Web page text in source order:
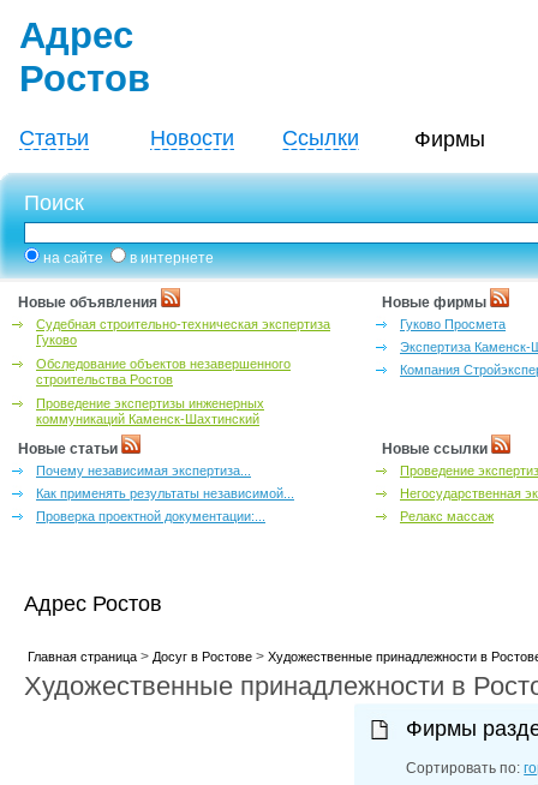
Адрес
Ростов
Статьи Новости Ссылки Фирмы
Поиск
на сайте в интернете
Новые объявления
Судебная строительно-техническая экспертиза
Гуково
Обследование объектов незавершенного
строительства Ростов
Проведение экспертизы инженерных
коммуникаций Каменск-Шахтинский
Новые фирмы
Гуково Просмета
Экспертиза Каменск-
Компания
Новые статьи
Почему независимая экспертиза...
Как применять результаты независимой...
Проверка проектной документации:...
Новые ссылки
Проведение
Негосударственная
Релакс массаж
Адрес Ростов
Главная страница> Досуг в Ростове> Художественные принадлежности в
Художественные принадлежности в
Фирмы
Сортировать по: